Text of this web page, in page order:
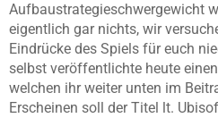
Aufbaustrategieschwergewicht
eigentlich gar nichts, wir
Eindrücke des Spiels für euch
selbst veröffentlichte heute
welchen ihr weiter unten im
Erscheinen soll der Titel lt.